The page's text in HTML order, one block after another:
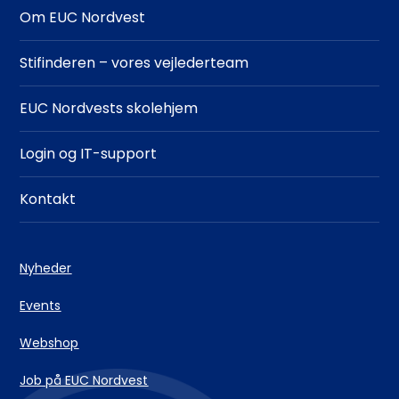
Om EUC Nordvest
Stifinderen – vores vejlederteam
EUC Nordvests skolehjem
Login og IT-support
Kontakt
Nyheder
Events
Webshop
Job på EUC Nordvest